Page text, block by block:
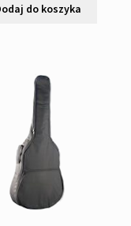
do koszyka